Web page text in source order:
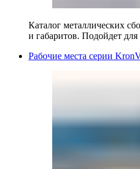
Каталог металлических
и габаритов. Подойдет
Рабочие места серии